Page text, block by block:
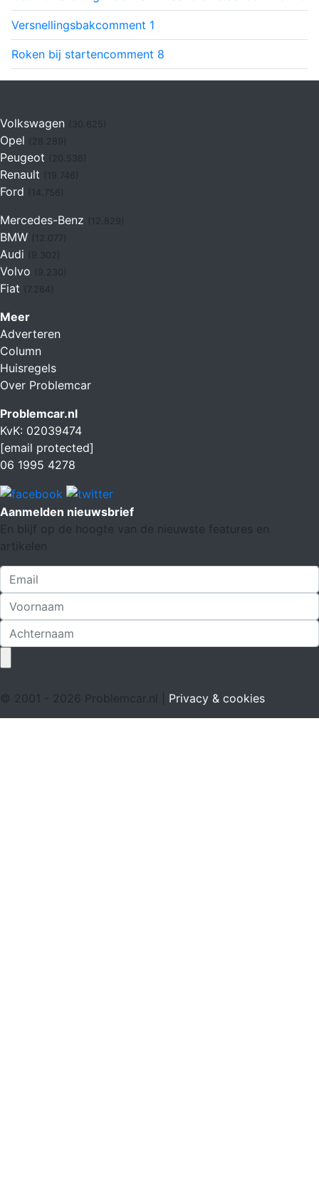
Versnellingsbakcomment 1
Roken bij startencomment 8
Volkswagen (30.625)
Opel
Peugeot (20.536)
Renault (19.746)
Ford (14.756)
Mercedes-Benz
BMW
Audi
Volvo
Fiat (7.264)
Meer
Adverteren
Column
Huisregels
Over Problemcar
Problemcar.nl
KvK: 02039474
[email protected]
06 1995 4278
Aanmelden nieuwsbrief
En blijf op de hoogte van de nieuwste features en
artikelen
© 2001 - 2026 Problemcar.nl | Privacy & cookies